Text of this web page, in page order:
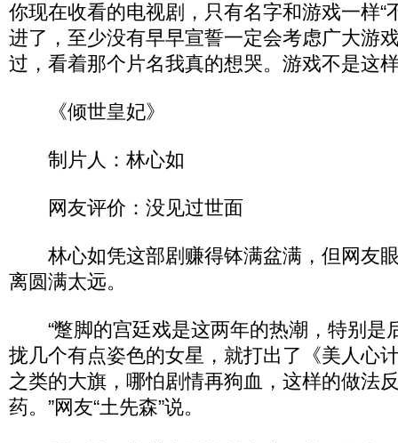
你现在收看的电视剧，只有名字和游戏一样“
进了，至少没有早早宣誓一定会考虑广大游
过，看着那个片名我真的想哭。游戏不是这
《倾世皇妃》
制片人：林心如
网友评价：没见过世面
林心如凭这部剧赚得钵满盆满，但网友
离圆满太远。
“蹩脚的宫廷戏是这两年的热潮，特别是
拢几个有点姿色的女星，就打出了《美人心
之类的大旗，哪怕剧情再狗血，这样的做法
药。”网友“土先森”说。